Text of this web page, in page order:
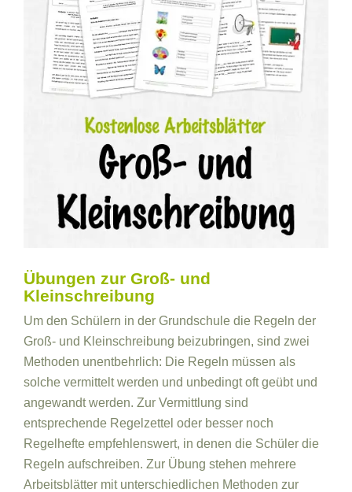
Übungen zur Groß- und
Kleinschreibung
Um den Schülern in der Grundschule die Regeln der
Groß- und Kleinschreibung beizubringen, sind zwei
Methoden unentbehrlich: Die Regeln müssen als
solche vermittelt werden und unbedingt oft geübt und
angewandt werden. Zur Vermittlung sind
entsprechende Regelzettel oder besser noch
Regelhefte empfehlenswert, in denen die Schüler die
Regeln aufschreiben. Zur Übung stehen mehrere
Arbeitsblätter mit unterschiedlichen Methoden zur